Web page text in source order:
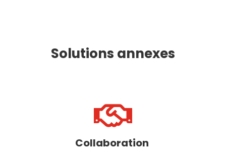
Solutions annexes

Collaboration